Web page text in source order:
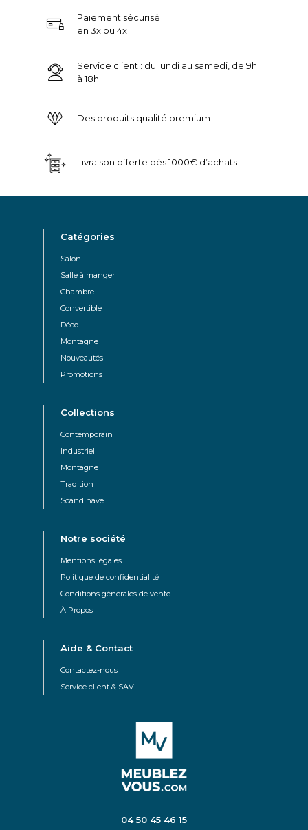
Paiement sécurisé
en 3x ou 4x
Service client : du lundi au samedi, de 9h
à 18h
Des produits qualité premium
Livraison offerte dès 1000€ d’achats
Catégories
Salon
Salle à manger
Chambre
Convertible
Déco
Montagne
Nouveautés
Promotions
Collections
Contemporain
Industriel
Montagne
Tradition
Scandinave
Notre société
Mentions légales
Politique de confidentialité
Conditions générales de vente
À Propos
Aide & Contact
Contactez-nous
Service client & SAV
04 50 45 46 15